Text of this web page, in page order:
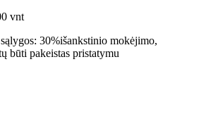
vnt
30%išankstinio mokėjimo,
būti pakeistas pristatymu